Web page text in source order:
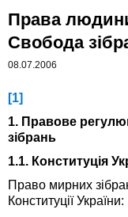
Права людини
Свобода
08.07.2006
[1]
1. Правове
зібрань
1.1. Конституція
Право мирних
Конституції України: